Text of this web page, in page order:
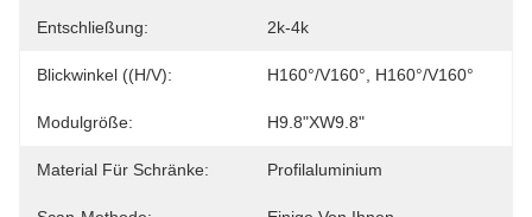
Entschließung: 2k-4k
Blickwinkel ((H/V): H160°/V160°, H160°/V160°
Modulgröße: H9.8"xW9.8"
Material Für Schränke: Profilaluminium